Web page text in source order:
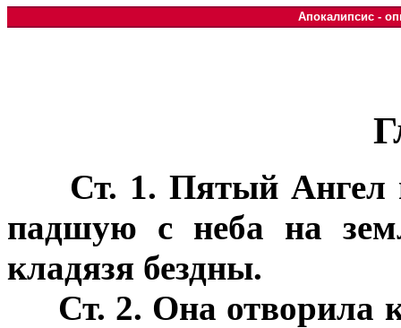
Апокалипсис -
Ст. 1. Пятый Ангел
падшую с неба на
кладязя бездны.
Ст. 2. Она отворила